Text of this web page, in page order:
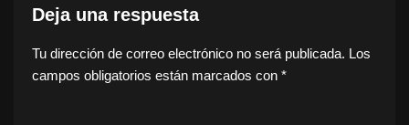
Deja una respuesta
Tu dirección de correo electrónico no será publicada. Los
campos obligatorios están marcados con *